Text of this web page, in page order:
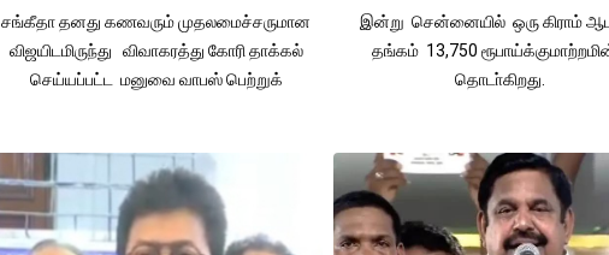
சங்கீதா தனது கணவரும் முதலமைச்சருமான
விஜயிடமிருந்து விவாகரத்து கோரி தாக்கல்
செய்யப்பட்ட மனுவை வாபஸ் பெற்றுக்
இன்று சென்னையில் ஒரு கிராம்
தங்கம் 13,750
தொடா்கிறது.